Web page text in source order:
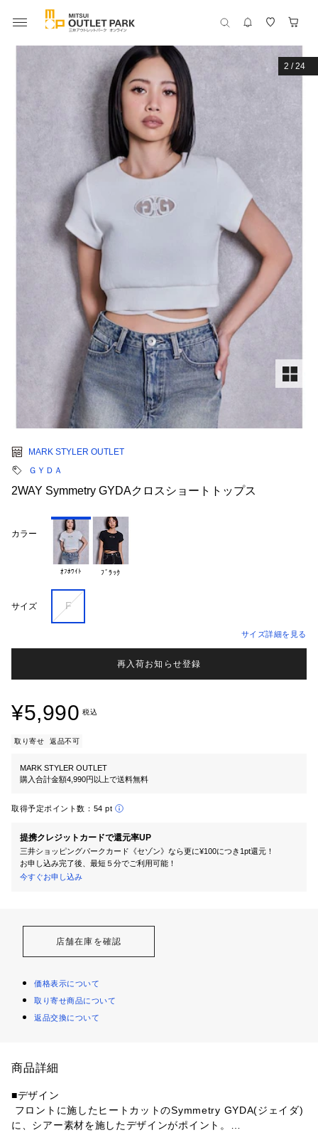
2 /24
MARK STYLER OUTLET
ＧＹＤＡ
2WAY Symmetry GYDAクロスショートトップス
カラー
ｵﾌﾎﾜｲﾄ ﾌﾞﾗｯｸ
サイズ F
サイズ詳細を見る
再入荷お知らせ登録
¥5,990 税込
取り寄せ 返品不可
MARK STYLER OUTLET
購入合計金額4,990円以上で送料無料
取得予定ポイント数： 54 pt
提携クレジットカードで還元率UP
三井ショッピングパークカード《セゾン》なら更に¥100につき1pt還元！
お申し込み完了後、最短５分でご利用可能！
今すぐお申し込み
店舗在庫を確認
価格表示について
取り寄せ商品について
返品交換について
商品詳細
■デザイン
フロントに施したヒートカットのSymmetry GYDA(ジェイダ)
に、シアー素材を施したデザインがポイント。